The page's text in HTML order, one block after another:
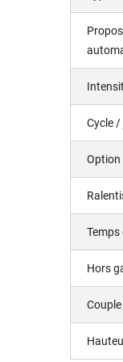
Cycle
Option
Temps
Hors